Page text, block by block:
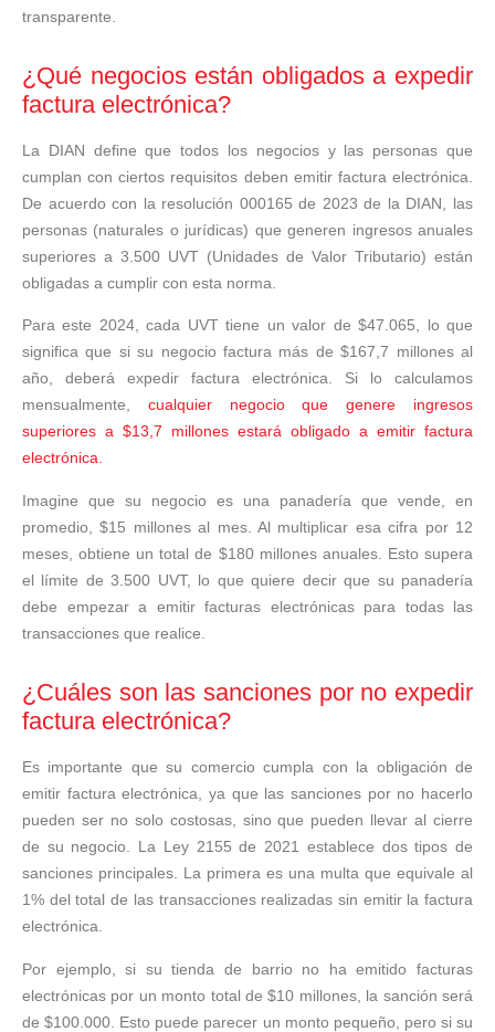
transparente.
¿Qué negocios están obligados a expedir
factura electrónica?
La DIAN define que todos los negocios y las personas que
cumplan con ciertos requisitos deben emitir factura electrónica.
De acuerdo con la resolución 000165 de 2023 de la DIAN, las
personas (naturales o jurídicas) que generen ingresos anuales
superiores a 3.500 UVT (Unidades de Valor Tributario) están
obligadas a cumplir con esta norma.
Para este 2024, cada UVT tiene un valor de $47.065, lo que
significa que si su negocio factura más de $167,7 millones al
año, deberá expedir factura electrónica. Si lo calculamos
mensualmente, cualquier negocio que genere ingresos
superiores a $13,7 millones estará obligado a emitir factura
electrónica.
Imagine que su negocio es una panadería que vende, en
promedio, $15 millones al mes. Al multiplicar esa cifra por 12
meses, obtiene un total de $180 millones anuales. Esto supera
el límite de 3.500 UVT, lo que quiere decir que su panadería
debe empezar a emitir facturas electrónicas para todas las
transacciones que realice.
¿Cuáles son las sanciones por no expedir
factura electrónica?
Es importante que su comercio cumpla con la obligación de
emitir factura electrónica, ya que las sanciones por no hacerlo
pueden ser no solo costosas, sino que pueden llevar al cierre
de su negocio. La Ley 2155 de 2021 establece dos tipos de
sanciones principales. La primera es una multa que equivale al
1% del total de las transacciones realizadas sin emitir la factura
electrónica.
Por ejemplo, si su tienda de barrio no ha emitido facturas
electrónicas por un monto total de $10 millones, la sanción será
de $100.000. Esto puede parecer un monto pequeño, pero si su